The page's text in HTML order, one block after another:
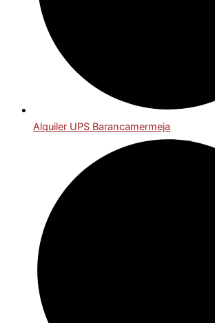
Alquiler UPS Barancamermeja